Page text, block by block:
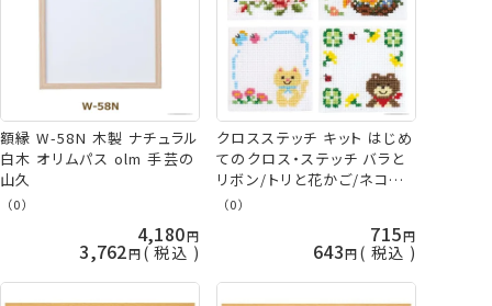
額縁 W-58N 木製 ナチュラル
白木 オリムパス olm 手芸の
山久
（0）
4,180
3,762 税込
クロスステッチ キット はじめ
てのクロス・ステッチ バラと
リボン/トリと花かご/ネコの
おさんぽ/クマのおでかけ オ
（0）
715
643 税込